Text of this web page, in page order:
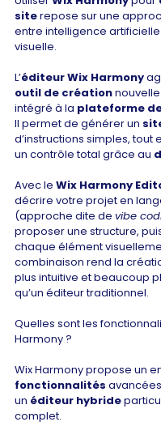
site repose sur une
entre intelligence
visuelle.
L’éditeur Wix Harmony
outil de création
intégré à la plateforme
Il permet de générer un
d’instructions simples, tout
un contrôle total grâce au
Avec le Wix Harmony
décrire votre projet en
(approche dite de vibe
proposer une structure,
chaque élément
combinaison rend la
plus intuitive et beaucoup
qu’un éditeur traditionnel.
Quelles sont les
Harmony ?
Wix Harmony propose un
fonctionnalités
un éditeur hybride
complet.